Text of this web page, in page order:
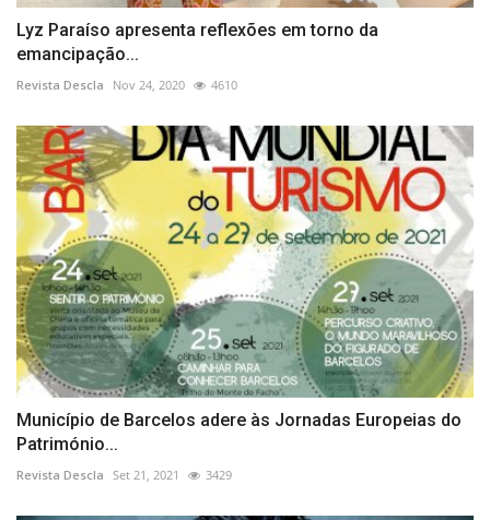
Lyz Paraíso apresenta reflexões em torno da
emancipação...
Revista Descla Nov 24, 2020 4610
Município de Barcelos adere às Jornadas Europeias do
Património...
Revista Descla Set 21, 2021 3429